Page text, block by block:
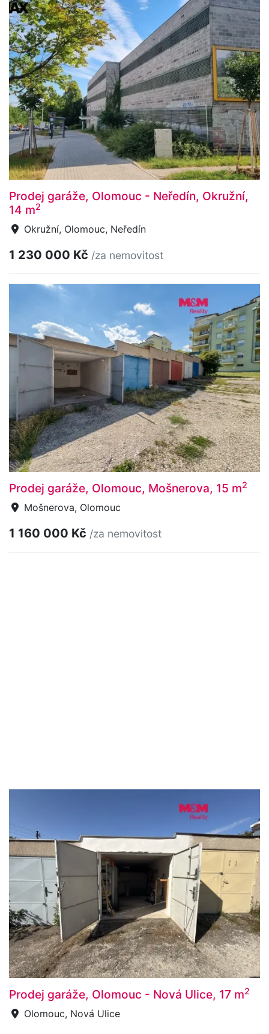
Prodej garáže, Olomouc - Neředín, Okružní,
14 m2
Okružní, Olomouc, Neředín
1 230 000 Kč /za nemovitost
Prodej garáže, Olomouc, Mošnerova, 15 m2
Mošnerova, Olomouc
1 160 000 Kč /za nemovitost
Prodej garáže, Olomouc - Nová Ulice, 17 m2
Olomouc, Nová Ulice